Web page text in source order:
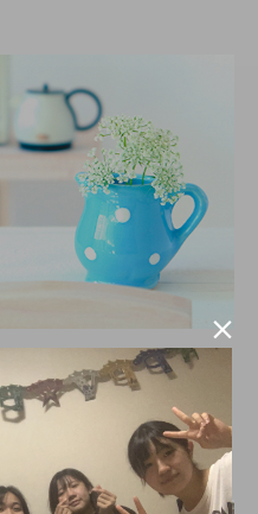
とんどが単身マンショ
